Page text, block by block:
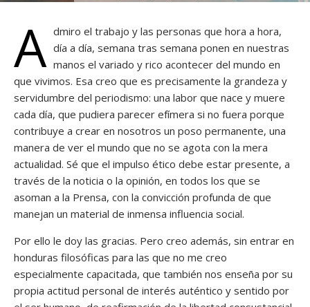
A dmiro el trabajo y las personas que hora a hora,
día a día, semana tras semana ponen en nuestras
manos el variado y rico acontecer del mundo en
que vivimos. Esa creo que es precisamente la grandeza y
servidumbre del periodismo: una labor que nace y muere
cada día, que pudiera parecer efímera si no fuera porque
contribuye a crear en nosotros un poso permanente, una
manera de ver el mundo que no se agota con la mera
actualidad. Sé que el impulso ético debe estar presente, a
través de la noticia o la opinión, en todos los que se
asoman a la Prensa, con la convicción profunda de que
manejan un material de inmensa influencia social.
Por ello le doy las gracias. Pero creo además, sin entrar en
honduras filosóficas para las que no me creo
especialmente capacitada, que también nos enseña por su
propia actitud personal de interés auténtico y sentido por